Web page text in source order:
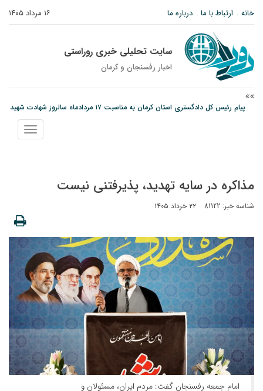
۱۶ مرداد ۱۴۰۵ خانه ارتباط با ما درباره ما
سایت تحلیلی خبری روراستی
اخبار رفسنجان و كرمان
پیام رئیس کل دادگستری استان کرمان به مناسبت ۱۷ مردادماه سالروز شهادت شهید
صارمی و روز خبرنگار
نمایش
منو
مذاکره در سایه تهدید، پذیرفتنی نیست
شناسه خبر: 81122 ۲۲ خرداد ۱۴۰۵
امام جمعه رفسنجان گفت: مردم ایران، مسئولان و